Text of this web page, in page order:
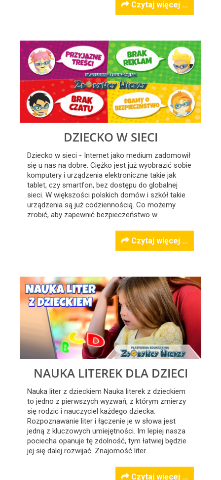
Czytaj więcej ...
DZIECKO W SIECI
Dziecko w sieci - Internet jako medium zadomowił
się u nas na dobre. Ciężko jest już wyobrazić sobie
komputery i urządzenia elektroniczne takie jak
tablet, czy smartfon, bez dostępu do globalnej
sieci. W większości polskich domów i szkół takie
urządzenia są już codziennością. Co możemy
zrobić, aby zapewnić bezpieczeństwo w…
Czytaj więcej ...
NAUKA LITEREK DLA DZIECI
Nauka liter z dzieckiem Nauka literek z dzieckiem
to jedno z pierwszych wyzwań, z którym zmierzy
się rodzic i nauczyciel każdego dziecka.
Rozpoznawanie liter i łączenie je w słowa jest
jedną z kluczowych umiejętności. Im lepiej nasza
pociecha opanuje tę zdolność, tym łatwiej będzie
jej się dalej rozwijać. Znajomość liter…
Czytaj więcej ...